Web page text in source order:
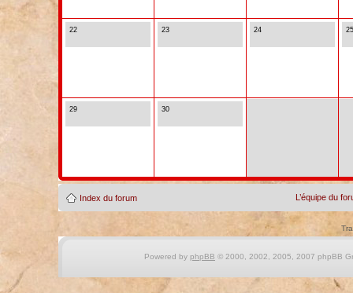
22 23 24 25
29 30
Index du forum L’équipe du
Powered by phpBB © 2000, 2002, 2005, 2007 phpBB